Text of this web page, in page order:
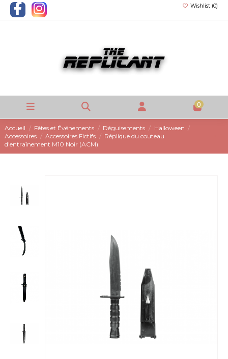
Wishlist (0)
0
Accueil Fêtes et Événements Déguisements
Halloween
Accessoires
Accessoires Fictifs
Réplique du couteau
d'entraînement M10 Noir (ACM)